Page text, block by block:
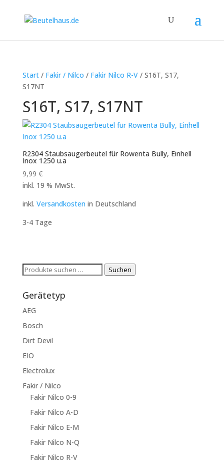
Start/ Fakir / Nilco / Fakir Nilco R-V/ S16T, S17,
S17NT
S16T, S17, S17NT
R2304 Staubsaugerbeutel für Rowenta Bully, Einhell
Inox 1250 u.a
9,99 €
inkl. 19 % MwSt.
inkl. Versandkosten in Deutschland
3-4 Tage
Suchen
Suchen
Gerätetyp
AEG
Bosch
Dirt Devil
EIO
Electrolux
Fakir / Nilco
Fakir Nilco 0-9
Fakir Nilco A-D
Fakir Nilco E-M
Fakir Nilco N-Q
Fakir Nilco R-V